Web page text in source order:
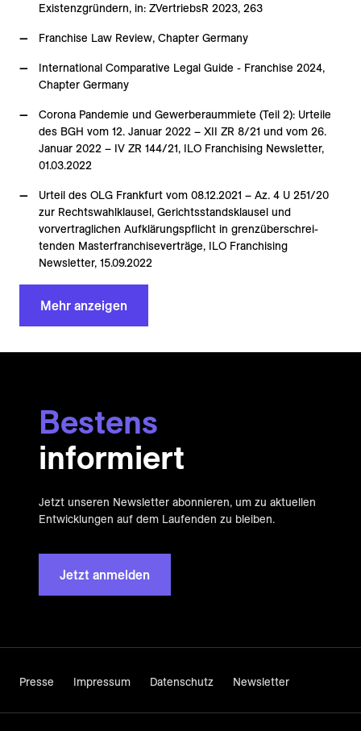
Existenzgründern, in: ZVertriebsR 2023, 263
Franchise Law Review, Chapter Germany
International Comparative Legal Guide - Franchise 2024,
Chapter Germany
Corona Pandemie und Gewerberaummiete (Teil 2): Urteile
des BGH vom 12. Januar 2022 – XII ZR 8/21 und vom 26.
Januar 2022 – IV ZR 144/21, ILO Franchising Newsletter,
01.03.2022
Urteil des OLG Frankfurt vom 08.12.2021 – Az. 4 U 251/20
zur Rechtswahlklausel, Gerichtsstandsklausel und
vorvertraglichen Aufklärungspflicht in grenzüberschrei-
tenden Masterfranchiseverträge, ILO Franchising
Newsletter, 15.09.2022
Mehr anzeigen
Bestens
informiert
Jetzt unseren Newsletter abonnieren, um zu aktuellen
Entwicklungen auf dem Laufenden zu bleiben.
Jetzt anmelden
Presse Impressum Datenschutz Newsletter